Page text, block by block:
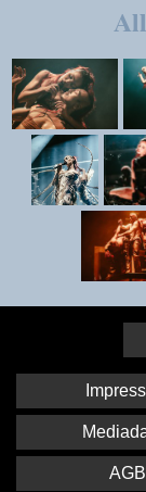
AGB